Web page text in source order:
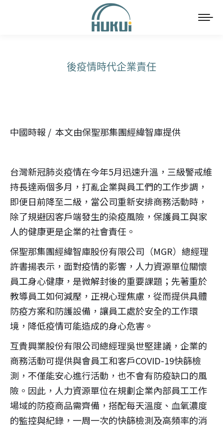
後疫情時代企業責任
中國時報 / 本文由保聖那集團經緯智庫提供
台灣新冠肺炎疫情在今年5月迅速升溫，三級警戒維
持長達兩個多月，打亂企業與員工們的工作步調，
即便日前降至二級，當公司重新安排商務活動時，
除了規避因客戶端發生的染疫風險，保護員工與家
人的健康更是企業的社會責任。
保聖那集團經緯智庫股份有限公司（MGR）總經理
許書揚表示，面對疫情的影響，人力資源單位關懷
員工身心健康，是微解封後的重要課題；先著重於
教導員工如何減壓，正視心理焦慮，從而提供具體
防疫方案和防護設備，讓員工處於安全的工作環
境，降低疫情可能造成的身心危害。
互貴興業股份有限公司總經理吳世堅建議，企業的
商務活動可提供與會員工和客戶COVID-19快篩檢
測，不僅能安心進行活動，也不會有防疫缺口的風
險。因此，人力資源單位在規劃企業內部員工工作
場域的防疫商品需齊備，搭配每天溫度、血氧濃度
的監控與紀錄，一周一次的快篩檢測及高頻率的消